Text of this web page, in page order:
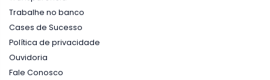
Trabalhe no banco
Cases de Sucesso
Política de privacidade
Ouvidoria
Fale Conosco